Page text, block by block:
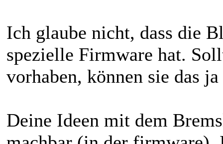
Ich glaube nicht, dass die
spezielle Firmware hat.
vorhaben, können sie das
Deine Ideen mit dem